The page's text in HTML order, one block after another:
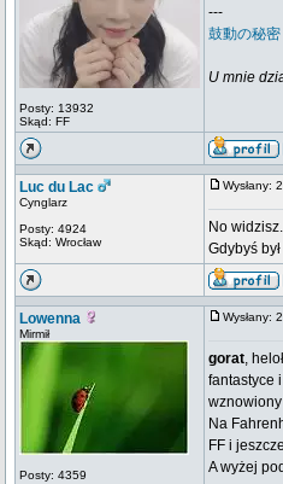
Posty: 13932
Skąd: FF
---
鼓動の秘密
U mnie
Luc du Lac
Cynglarz
Posty: 4924
Skąd: Wrocław
Wysłany:
No widzisz.
Gdybyś
Lowenna
Mirmił
Posty: 4359
Wysłany:
gorat,
fantastyce
Na
FF i
A wyżej